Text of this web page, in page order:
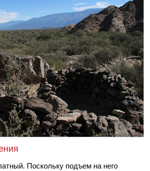
Поскольку подъем на него